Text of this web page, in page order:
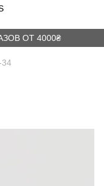
ОТ 4000₴
34